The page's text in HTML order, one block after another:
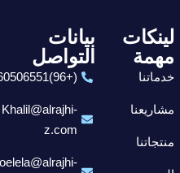
لينكات
مهمة
خدماتنا
مشاريعنا
منتجاتنا
بيانات
التواصل
(+96)6560506551
Khalil@alrajhi-
z.com